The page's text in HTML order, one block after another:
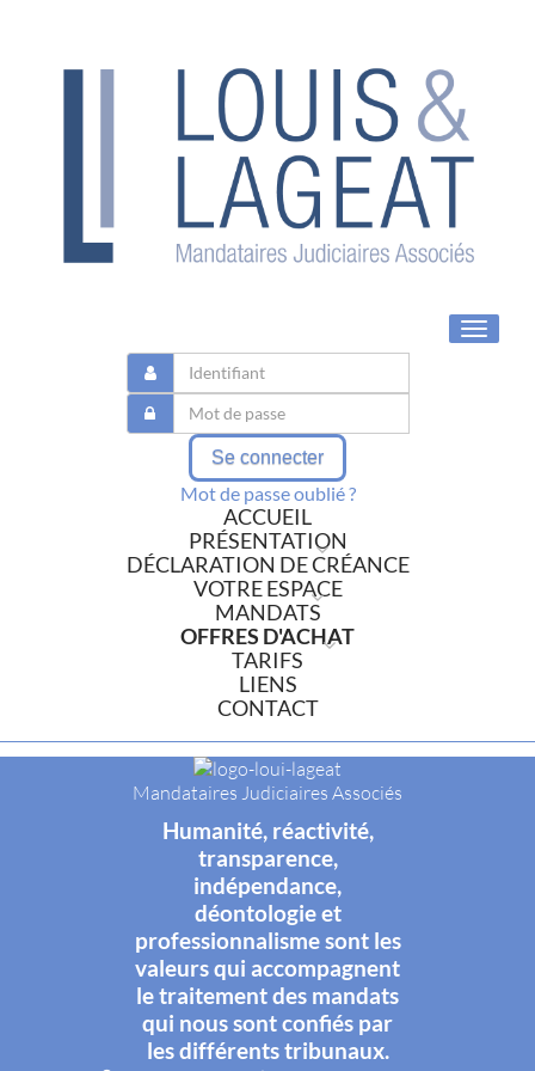
Toggle
Se connecter
Mot de passe oublié ?
ACCUEIL
PRÉSENTATION
DÉCLARATION DE CRÉANCE
VOTRE ESPACE
MANDATS
OFFRES D'ACHAT
TARIFS
LIENS
CONTACT
Mandataires Judiciaires Associés
Humanité, réactivité,
transparence,
indépendance,
déontologie et
professionnalisme sont les
valeurs qui accompagnent
le traitement des mandats
qui nous sont confiés par
les différents tribunaux.